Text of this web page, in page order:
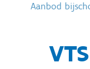
Aanbod